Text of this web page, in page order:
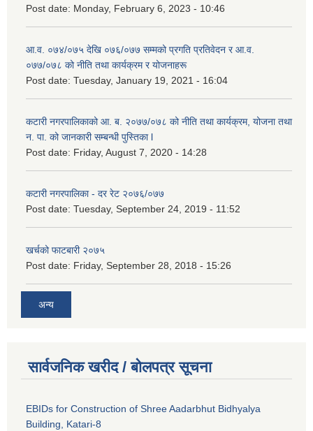
Post date: Monday, February 6, 2023 - 10:46
आ.व. ०७४/०७५ देखि ०७६/०७७ सम्मको प्रगति प्रतिवेदन र आ.व.
०७७/०७८ को नीति तथा कार्यक्रम र योजनाहरू
Post date: Tuesday, January 19, 2021 - 16:04
कटारी नगरपालिकाको आ. ब. २०७७/०७८ को नीति तथा कार्यक्रम, योजना तथा
न. पा. को जानकारी सम्बन्धी पुस्तिका l
Post date: Friday, August 7, 2020 - 14:28
कटारी नगरपालिका - दर रेट २०७६/०७७
Post date: Tuesday, September 24, 2019 - 11:52
खर्चको फाटबारी २०७५
Post date: Friday, September 28, 2018 - 15:26
अन्य
सार्वजनिक खरीद / बोलपत्र सूचना
EBIDs for Construction of Shree Aadarbhut Bidhyalya
Building, Katari-8